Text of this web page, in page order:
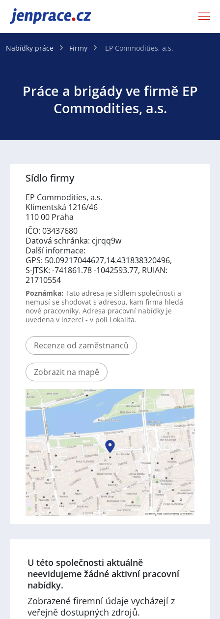
JenPráce.cz
Nabídky práce Firmy EP Commodities, a.s.
Práce a brigády ve firmě EP
Commodities, a.s.
Sídlo firmy
EP Commodities, a.s.
Klimentská 1216/46
110 00 Praha
IČO: 03437680
Datová schránka: cjrqq9w
Další informace:
GPS: 50.09217044627,14.431838320496,
S-JTSK: -741861.78 -1042593.77, RUIAN:
21710554
Poznámka: Tato adresa je sídlem společnosti a
nemusí se shodovat s adresou, kam firma hledá
nové pracovníky. Adresa pracovní nabídky je
uvedena v inzerci - v poli Lokalita.
Recenze od zaměstnanců
Zobrazit na mapě
U této společnosti aktuálně
neevidujeme žádné aktivní pracovní
nabídky.
Zobrazené firemní údaje vycházejí z
veřejně dostupných zdrojů.